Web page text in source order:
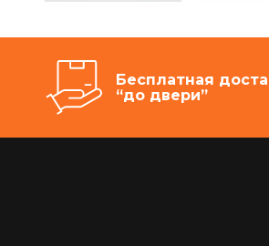
Бесплатная
“до двери”